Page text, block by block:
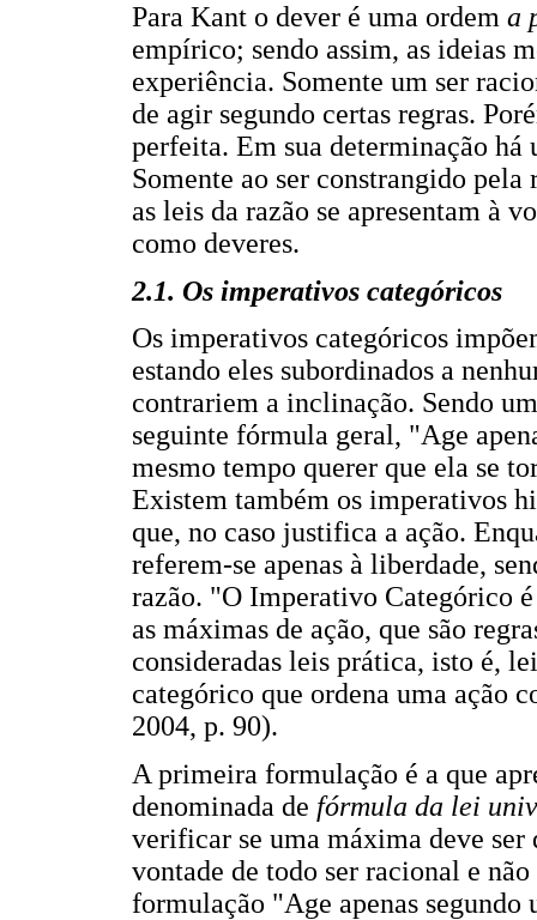
Para Kant o dever é uma ordem a
empírico; sendo assim, as ideias
experiência. Somente um ser
de agir segundo certas regras.
perfeita. Em sua determinação
Somente ao ser constrangido pela
as leis da razão se apresentam à
como deveres.
2.1. Os imperativos categóricos
Os imperativos categóricos
estando eles subordinados a
contrariem a inclinação. Sendo
seguinte fórmula geral, "Age
mesmo tempo querer que ela se
Existem também os imperativos
que, no caso justifica a ação.
referem-se apenas à liberdade,
razão. "O Imperativo Categórico
as máximas de ação, que são
consideradas leis prática, isto é,
categórico que ordena uma ação
2004, p. 90).
A primeira formulação é a que
denominada de fórmula da lei
verificar se uma máxima deve ser
vontade de todo ser racional e
formulação "Age apenas segundo